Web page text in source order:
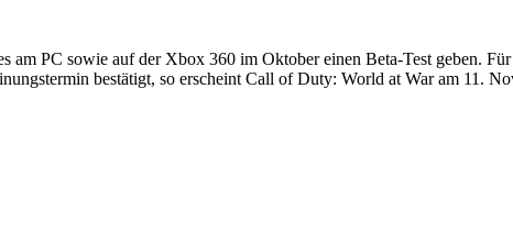
am PC sowie auf der Xbox 360 im Oktober einen Beta-Test geben.
bestätigt, so erscheint Call of Duty: World at War am 11.